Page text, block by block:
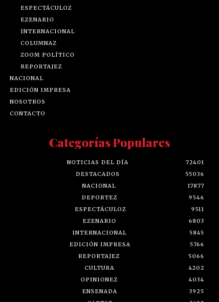
ESPECTÁCULOZ
EZENARIO
INTERNACIONAL
COLUMNAZ
ZOOM POLÍTICO
REPORTAJEZ
NACIONAL
EDICIÓN IMPRESA
NOSOTROS
CONTACTO
Categorías Populares
NOTICIAS DEL DÍA
72401
DESTACADOS
55036
NACIONAL
17877
DEPORTEZ
9546
ESPECTÁCULOZ
9511
EZENARIO
6803
INTERNACIONAL
5845
EDICIÓN IMPRESA
5766
REPORTAJEZ
5066
CULTURA
4202
OPINIONEZ
4034
ENSENADA
3925